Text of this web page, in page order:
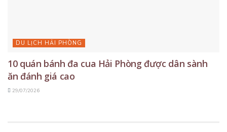
DU LỊCH HẢI PHÒNG
10 quán bánh đa cua Hải Phòng được dân sành
ăn đánh giá cao
29/07/2026